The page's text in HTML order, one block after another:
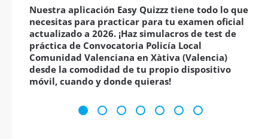
Nuestra aplicación Easy Quizzz tiene todo lo que
necesitas para practicar para tu examen oficial
actualizado a 2026. ¡Haz simulacros de test de
práctica de Convocatoria Policía Local
Comunidad Valenciana en Xàtiva (Valencia)
desde la comodidad de tu propio dispositivo
móvil, cuando y donde quieras!